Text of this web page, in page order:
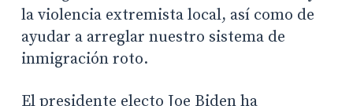
la violencia extremista local, así como de
ayudar a arreglar nuestro sistema de
inmigración roto.
El presidente electo Joe Biden ha